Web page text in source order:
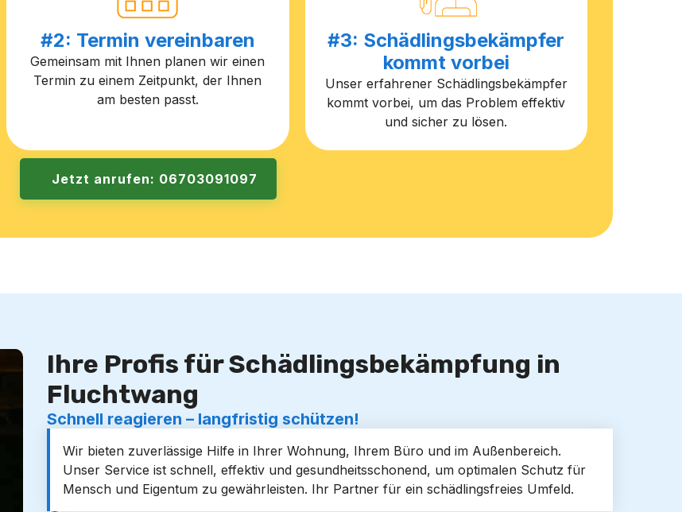
#2: Termin vereinbaren
Gemeinsam mit Ihnen planen wir einen
Termin zu einem Zeitpunkt, der Ihnen
am besten passt.
#3: Schädlingsbekämpfer
kommt vorbei
Unser erfahrener Schädlingsbekämpfer
kommt vorbei, um das Problem effektiv
und sicher zu lösen.
Jetzt anrufen: 06703091097
Ihre Profis für Schädlingsbekämpfung in
Fluchtwang
Schnell reagieren – langfristig schützen!
Wir bieten zuverlässige Hilfe in Ihrer Wohnung, Ihrem Büro und im Außenbereich.
Unser Service ist schnell, effektiv und gesundheitsschonend, um optimalen Schutz für
Mensch und Eigentum zu gewährleisten. Ihr Partner für ein schädlingsfreies Umfeld.